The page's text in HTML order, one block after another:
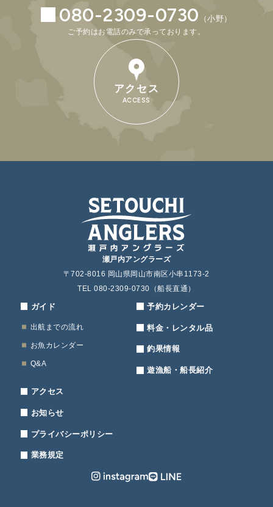
080-2309-0730 （小野）
ご予約はお電話のみで承っております。
アクセス
ACCESS
瀬戸内アングラーズ
〒702-8016 岡山県岡山市南区小串1173-2
TEL 080-2309-0730（船長直通）
ガイド
出航までの流れ
お魚カレンダー
Q&A
予約カレンダー
料金・レンタル品
釣果情報
遊漁船・船長紹介
アクセス
お知らせ
プライバシーポリシー
業務規定